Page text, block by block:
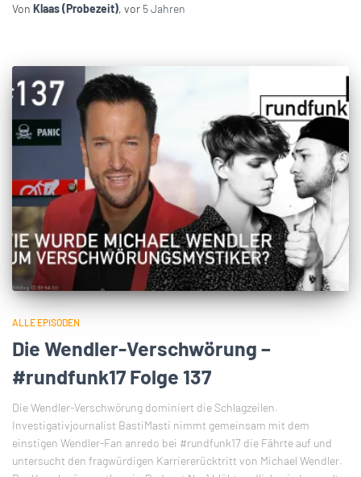
Von Klaas (Probezeit), vor 5 Jahren
ALLE EPISODEN
Die Wendler-Verschwörung –
#rundfunk17 Folge 137
Die Wendler-Verschwörung dominiert die Schlagzeilen.
Investigativjournalist BastiMasti nimmt gemeinsam mit dem
einstigen Wendler-Fan anredo bei #rundfunk17 die Fährte auf und
untersucht den fragwürdigen Karriererücktritt von Michael Wendler.